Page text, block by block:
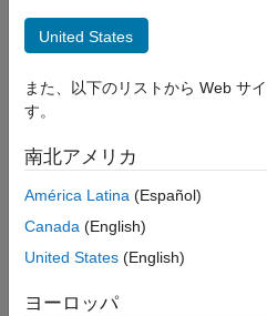
ON THIS PAGE
Syntax
Input Arguments
Output Arguments
Examples
Version History
Get link change information
Since R2022b
Syntax
Description
=
information for the link
United States
また、以下のリストから Web サ
す。
南北アメリカ
América Latina (Español)
Canada (English)
United States (English)
ヨーロッパ